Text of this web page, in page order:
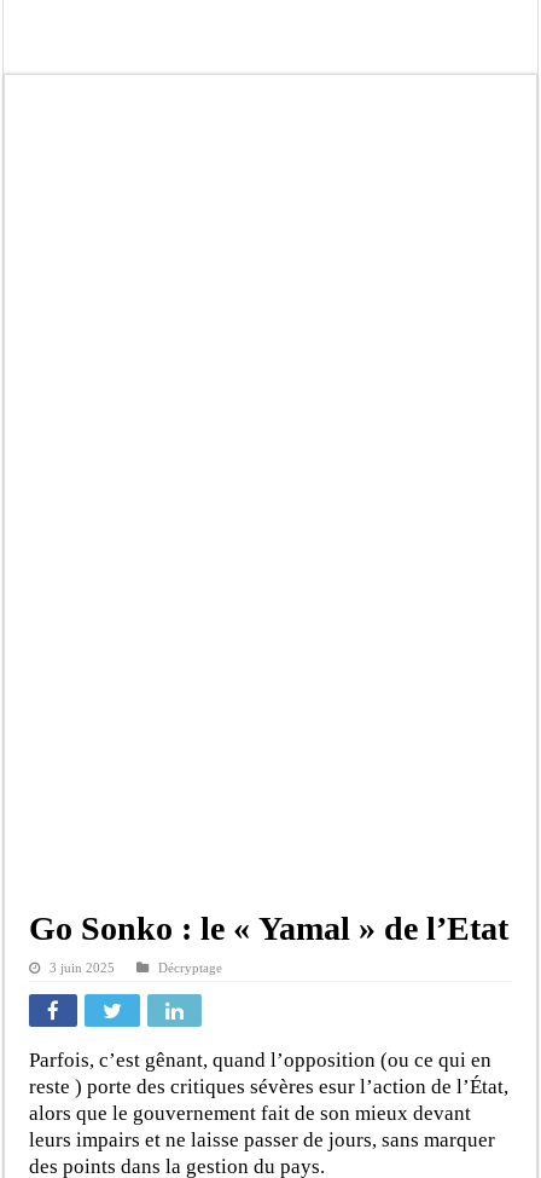
Go Sonko : le « Yamal » de l’Etat
3 juin 2025 Décryptage
Parfois, c’est gênant, quand l’opposition (ou ce qui en
reste ) porte des critiques sévères esur l’action de l’État,
alors que le gouvernement fait de son mieux devant
leurs impairs et ne laisse passer de jours, sans marquer
des points dans la gestion du pays.